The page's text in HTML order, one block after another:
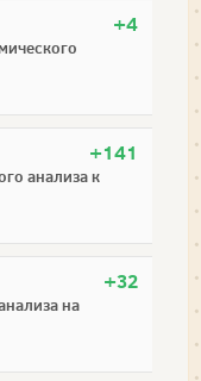
+4
+141
анализа к
+32
на